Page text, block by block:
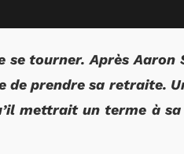
se tourner. Après Aaron
de prendre sa retraite.
mettrait un terme à